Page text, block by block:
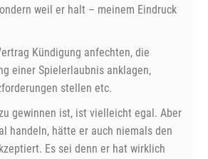
weil er halt – meinem Eindruck
Kündigung anfechten, die
einer Spielerlaubnis anklagen,
stellen etc.
gewinnen ist, ist vielleicht egal. Aber
handeln, hätte er auch niemals den
Es sei denn er hat wirklich